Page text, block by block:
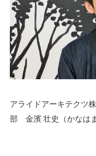
アライドアーキテクツ
部 金濱 壮史（かなは